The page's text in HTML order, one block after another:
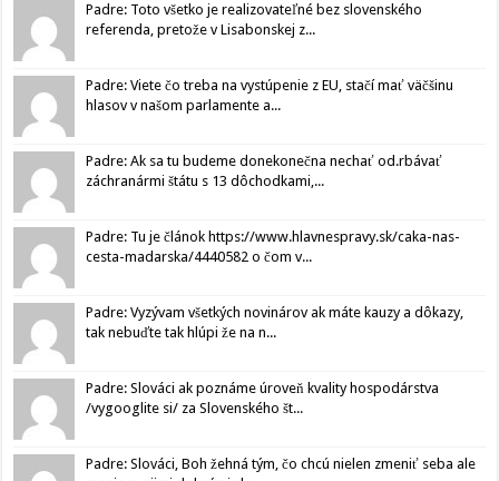
Padre: Toto všetko je realizovateľné bez slovenského
referenda, pretože v Lisabonskej z...
Padre: Viete čo treba na vystúpenie z EU, stačí mať väčšinu
hlasov v našom parlamente a...
Padre: Ak sa tu budeme donekonečna nechať od.rbávať
záchranármi štátu s 13 dôchodkami,...
Padre: Tu je článok https://www.hlavnespravy.sk/caka-nas-
cesta-madarska/4440582 o čom v...
Padre: Vyzývam všetkých novinárov ak máte kauzy a dôkazy,
tak nebuďte tak hlúpi že na n...
Padre: Slováci ak poznáme úroveň kvality hospodárstva
/vygooglite si/ za Slovenského št...
Padre: Slováci, Boh žehná tým, čo chcú nielen zmeniť seba ale